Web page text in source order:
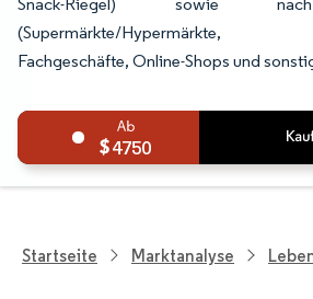
(Supermärkte/Hypermärkte,
Fachgeschäfte, Online-Shops und
4750
Startseite Marktanalyse